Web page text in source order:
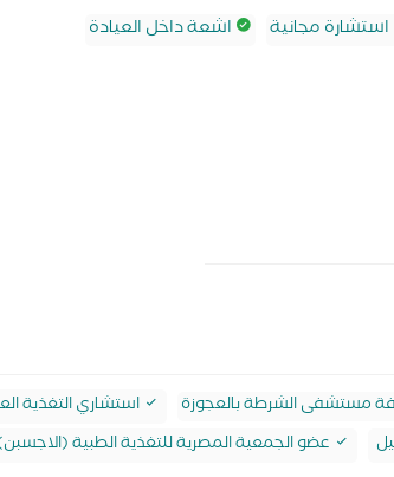
استشارة مجانية
اشعة داخل العيادة
استشاري التغذية
عضو الجمعية المصرية للتغذية الطبية